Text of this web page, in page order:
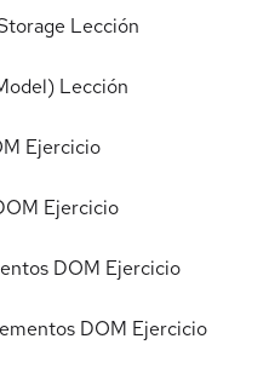
Lección
Lección
Ejercicio
Ejercicio
DOM Ejercicio
DOM Ejercicio